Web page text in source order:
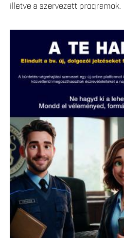
illetve a szervezett programok.